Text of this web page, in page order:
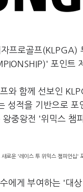
자프로골프
포인트
와 함께 선보인
성적을 기반으로
중왕전 '위믹스 챔
로운 '레이스 투 위믹스 챔피언십'
에게 부여하는 '대